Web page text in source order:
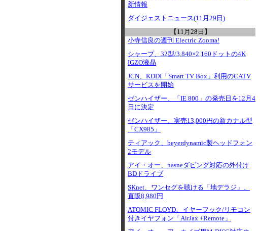
新情報
ダイジェストニュース(11月29日)
【11月28日】
小寺信良の週刊 Electric Zooma!
シャープ、32型/3,840×2,160ドットの4K
IGZO液晶
JCN、KDDI「Smart TV Box」利用のCATV
サービスを開始
ゼンハイザー、「IE 800」の発売日を12月4
日に決定
ゼンハイザー、実売13,000円の新カナル型
「CX985」
ティアック、beyerdynamic製ヘッドフォン
2モデル
アイ・オー、nasneダビング対応の外付け
BDドライブ
SKnet、ワンセグを聴ける「地デラジ」。
直販8,980円
ATOMIC FLOYD、イヤーフック/リモコン
付きイヤフォン「AirJax +Remote」